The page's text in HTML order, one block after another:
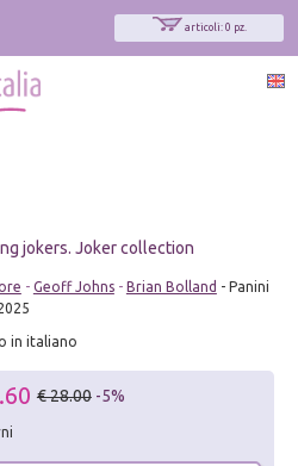
articoli: 0 pz.
jokers. Joker collection
- Geoff Johns- Brian Bolland - Panini
in italiano
€ 28.00 -5%